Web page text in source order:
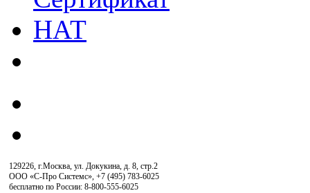
129226, г.Москва, ул. Докукина, д. 8, стр.2
ООО «С-Про Системс», +7 (495) 783-6025
бесплатно по России: 8-800-555-6025